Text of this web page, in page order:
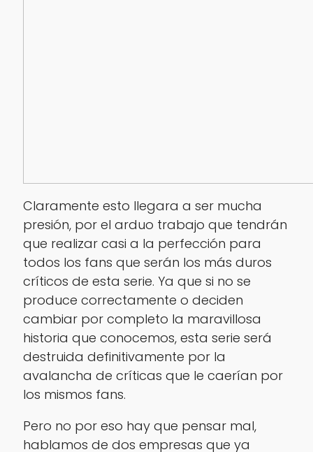
Claramente esto llegara a ser mucha
presión, por el arduo trabajo que tendrán
que realizar casi a la perfección para
todos los fans que serán los más duros
críticos de esta serie. Ya que si no se
produce correctamente o deciden
cambiar por completo la maravillosa
historia que conocemos, esta serie será
destruida definitivamente por la
avalancha de críticas que le caerían por
los mismos fans.
Pero no por eso hay que pensar mal,
hablamos de dos empresas que ya